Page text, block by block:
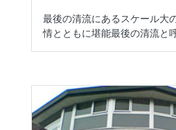
最後の清流にあるスケール大
情とともに堪能最後の清流と